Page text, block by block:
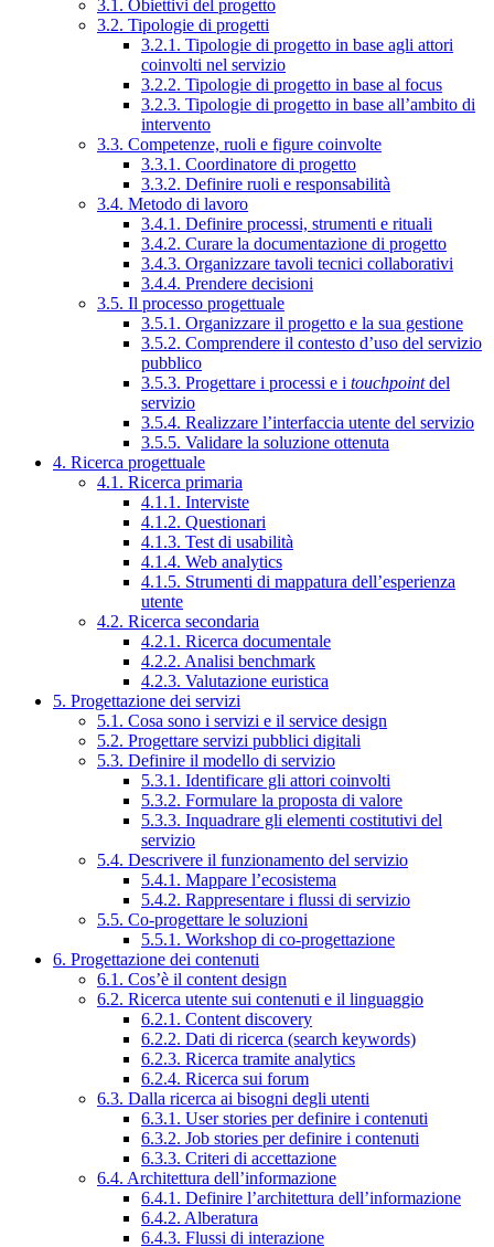
3.1. Obiettivi del progetto
3.2. Tipologie di progetti
3.2.1. Tipologie di progetto in base agli attori
coinvolti nel servizio
3.2.2. Tipologie di progetto in base al focus
3.2.3. Tipologie di progetto in base all’ambito di
intervento
3.3. Competenze, ruoli e figure coinvolte
3.3.1. Coordinatore di progetto
3.3.2. Definire ruoli e responsabilità
3.4. Metodo di lavoro
3.4.1. Definire processi, strumenti e rituali
3.4.2. Curare la documentazione di progetto
3.4.3. Organizzare tavoli tecnici collaborativi
3.4.4. Prendere decisioni
3.5. Il processo progettuale
3.5.1. Organizzare il progetto e la sua gestione
3.5.2. Comprendere il contesto d’uso del servizio
pubblico
3.5.3. Progettare i processi e i touchpointdel
servizio
3.5.4. Realizzare l’interfaccia utente del servizio
3.5.5. Validare la soluzione ottenuta
4. Ricerca progettuale
4.1. Ricerca primaria
4.1.1. Interviste
4.1.2. Questionari
4.1.3. Test di usabilità
4.1.4. Web analytics
4.1.5. Strumenti di mappatura dell’esperienza
utente
4.2. Ricerca secondaria
4.2.1. Ricerca documentale
4.2.2. Analisi benchmark
4.2.3. Valutazione euristica
5. Progettazione dei servizi
5.1. Cosa sono i servizi e il service design
5.2. Progettare servizi pubblici digitali
5.3. Definire il modello di servizio
5.3.1. Identificare gli attori coinvolti
5.3.2. Formulare la proposta di valore
5.3.3. Inquadrare gli elementi costitutivi del
servizio
5.4. Descrivere il funzionamento del servizio
5.4.1. Mappare l’ecosistema
5.4.2. Rappresentare i flussi di servizio
5.5. Co-progettare le soluzioni
5.5.1. Workshop di co-progettazione
6. Progettazione dei contenuti
6.1. Cos’è il content design
6.2. Ricerca utente sui contenuti e il linguaggio
6.2.1. Content discovery
6.2.2. Dati di ricerca (search keywords)
6.2.3. Ricerca tramite analytics
6.2.4. Ricerca sui forum
6.3. Dalla ricerca ai bisogni degli utenti
6.3.1. User stories per definire i contenuti
6.3.2. Job stories per definire i contenuti
6.3.3. Criteri di accettazione
6.4. Architettura dell’informazione
6.4.1. Definire l’architettura dell’informazione
6.4.2. Alberatura
6.4.3. Flussi di interazione